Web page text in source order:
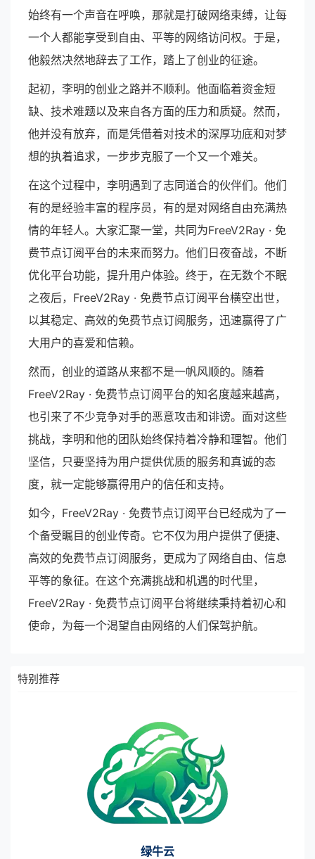
始终有一个声音在呼唤，那就是打破网络束缚，让每
一个人都能享受到自由、平等的网络访问权。于是，
他毅然决然地辞去了工作，踏上了创业的征途。
起初，李明的创业之路并不顺利。他面临着资金短
缺、技术难题以及来自各方面的压力和质疑。然而，
他并没有放弃，而是凭借着对技术的深厚功底和对梦
想的执着追求，一步步克服了一个又一个难关。
在这个过程中，李明遇到了志同道合的伙伴们。他们
有的是经验丰富的程序员，有的是对网络自由充满热
情的年轻人。大家汇聚一堂，共同为FreeV2Ray · 免
费节点订阅平台的未来而努力。他们日夜奋战，不断
优化平台功能，提升用户体验。终于，在无数个不眠
之夜后，FreeV2Ray · 免费节点订阅平台横空出世，
以其稳定、高效的免费节点订阅服务，迅速赢得了广
大用户的喜爱和信赖。
然而，创业的道路从来都不是一帆风顺的。随着
FreeV2Ray · 免费节点订阅平台的知名度越来越高，
也引来了不少竞争对手的恶意攻击和诽谤。面对这些
挑战，李明和他的团队始终保持着冷静和理智。他们
坚信，只要坚持为用户提供优质的服务和真诚的态
度，就一定能够赢得用户的信任和支持。
如今，FreeV2Ray · 免费节点订阅平台已经成为了一
个备受瞩目的创业传奇。它不仅为用户提供了便捷、
高效的免费节点订阅服务，更成为了网络自由、信息
平等的象征。在这个充满挑战和机遇的时代里，
FreeV2Ray · 免费节点订阅平台将继续秉持着初心和
使命，为每一个渴望自由网络的人们保驾护航。
特别推荐
绿牛云